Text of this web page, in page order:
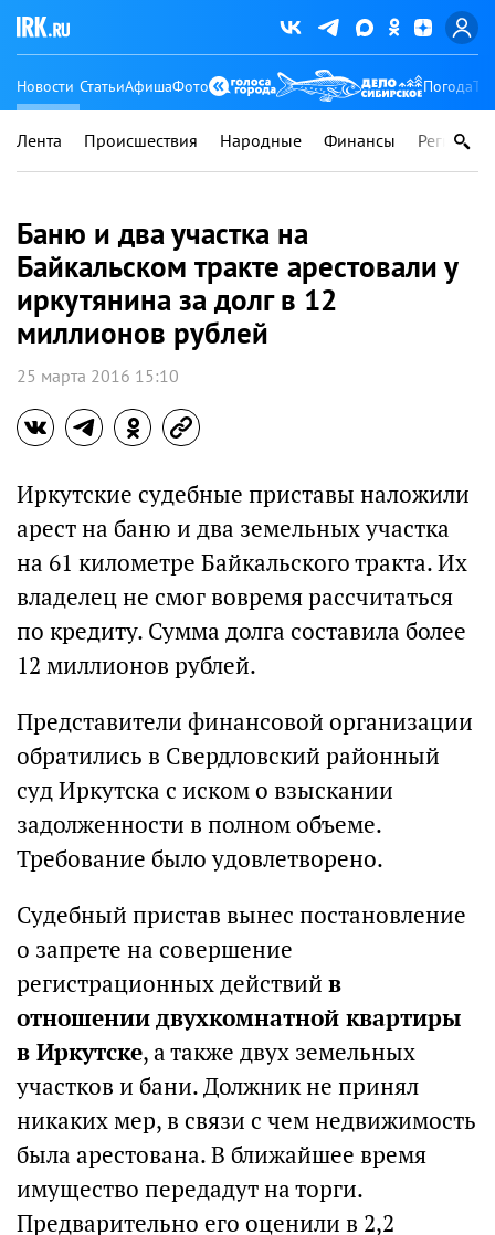
Новости СтатьиАфишаФото Погода
Лента Происшествия Народные Финансы Регионы
Баню и два участка на
Байкальском тракте арестовали у
иркутянина за долг в 12
миллионов рублей
25 марта 2016 15:10
Иркутские судебные приставы наложили
арест на баню и два земельных участка
на 61 километре Байкальского тракта. Их
владелец не смог вовремя рассчитаться
по кредиту. Сумма долга составила более
12 миллионов рублей.
Представители финансовой организации
обратились в Свердловский районный
суд Иркутска с иском о взыскании
задолженности в полном объеме.
Требование было удовлетворено.
Судебный пристав вынес постановление
о запрете на совершение
регистрационных действий в
отношении двухкомнатной квартиры
в Иркутске, а также двух земельных
участков и бани. Должник не принял
никаких мер, в связи с чем недвижимость
была арестована. В ближайшее время
имущество передадут на торги.
Предварительно его оценили в 2,2